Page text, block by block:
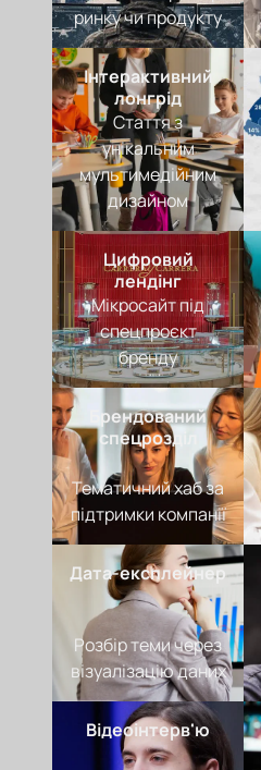
ринку чи продукту
Інтерактивний
лонгрід
Стаття з
унікальним
мультимедійним
дизайном
Цифровий
лендінг
Мікросайт під
спецпроєкт
бренду
Брендований
спецрозділ
Тематичний хаб за
підтримки компанії
Дата-експлейнер
Розбір теми через
візуалізацію даних
Відеоінтерв'ю